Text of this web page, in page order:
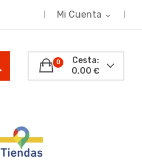
Mi Cuenta expand_more
Cesta:
0,00 €
0